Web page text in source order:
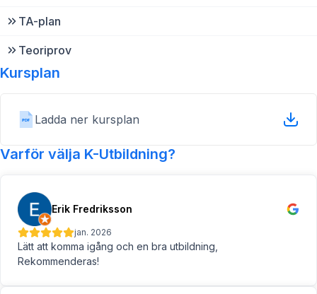
TA-plan
Teoriprov
Kursplan
Ladda ner kursplan
Varför välja K-Utbildning?
Erik Fredriksson
jan. 2026
Lätt att komma igång och en bra utbildning,
Rekommenderas!